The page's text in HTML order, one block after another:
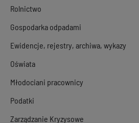
Rolnictwo
Gospodarka odpadami
Ewidencje, rejestry, archiwa, wykazy
Oświata
Młodociani pracownicy
Podatki
Zarządzanie Kryzysowe